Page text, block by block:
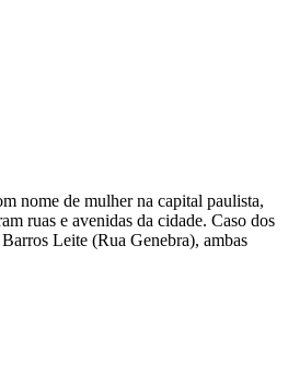
nome de mulher na capital paulista,
ruas e avenidas da cidade. Caso dos
Leite (Rua Genebra), ambas